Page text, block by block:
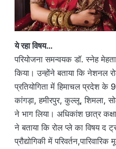
ये रहा विषय…
परियोजना समन्वयक डॉ. स्नेह
किया। उन्होंने बताया कि नेशनल
प्रतियोगिता में हिमाचल प्रदेश के
कांगड़ा, हमीरपुर, कुल्लू, शिमला,
ने भाग लिया। अधिकांश छात्र
ने बताया कि रोल प्ले का विषय द
प्रौद्योगिकी में